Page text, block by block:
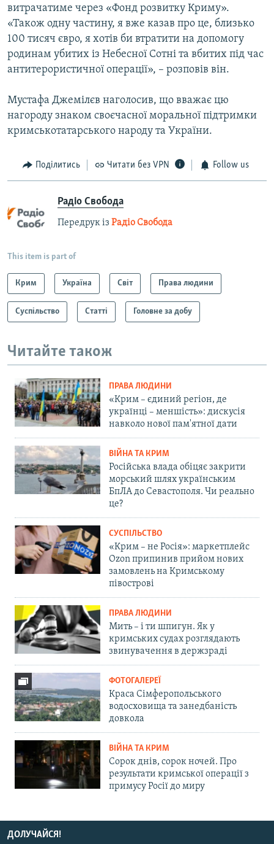
витрачатиме через «Фонд розвитку Криму».
«Також одну частину, я вже казав про це, близько
100 тисяч євро, я хотів би втратити на допомогу
родинам убитих із Небесної Сотні та вбитих під час
антитерористичної операції», – розповів він.
Мустафа Джемілєв наголосив, що вважає цю
нагороду знаком своєчасної моральної підтримки
кримськотатарського народу та України.
Поділитись Читати без VPN Follow us
Радіо Свобода
Передрук із Радіо Свобода
This item is part of
Крим Україна Світ Права людини
Суспільство Статті Головне за добу
Читайте також
ПРАВА ЛЮДИНИ
«Крим – єдиний регіон, де
українці – меншість»: дискусія
навколо нової пам'ятної дати
ВІЙНА ТА КРИМ
Російська влада обіцяє закрити
морський шлях українським
БпЛА до Севастополя. Чи реально
це?
СУСПІЛЬСТВО
«Крим – не Росія»: маркетплейс
Ozon припинив прийом нових
замовлень на Кримському
півострові
ПРАВА ЛЮДИНИ
Мить – і ти шпигун. Як у
кримських судах розглядають
звинувачення в держзраді
ФОТОГАЛЕРЕЇ
Краса Сімферопольського
водосховища та занедбаність
довкола
ВІЙНА ТА КРИМ
Сорок днів, сорок ночей. Про
результати кримської операції з
примусу Росії до миру
ДОЛУЧАЙСЯ!